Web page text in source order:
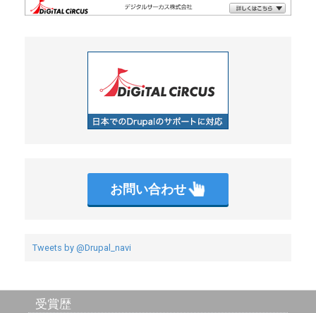
e
t
お問い合わせ
Tweets by @Drupal_navi
受賞歴